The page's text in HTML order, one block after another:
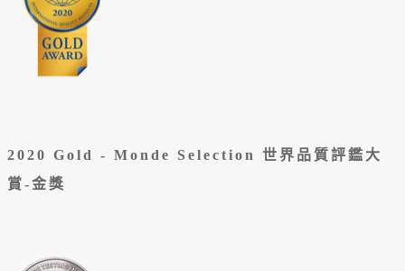
2020 Gold - Monde Selection 世界品質評鑑大
賞-金獎